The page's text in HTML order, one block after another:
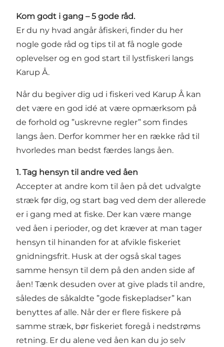
Kom godt i gang – 5 gode råd.
Er du ny hvad angår åfiskeri, finder du her
nogle gode råd og tips til at få nogle gode
oplevelser og en god start til lystfiskeri langs
Karup Å.
Når du begiver dig ud i fiskeri ved Karup Å kan
det være en god idé at være opmærksom på
de forhold og ”uskrevne regler” som findes
langs åen. Derfor kommer her en række råd til
hvorledes man bedst færdes langs åen.
1. Tag hensyn til andre ved åen
Accepter at andre kom til åen på det udvalgte
stræk før dig, og start bag ved dem der allerede
er i gang med at fiske. Der kan være mange
ved åen i perioder, og det kræver at man tager
hensyn til hinanden for at afvikle fiskeriet
gnidningsfrit. Husk at der også skal tages
samme hensyn til dem på den anden side af
åen! Tænk desuden over at give plads til andre,
således de såkaldte ”gode fiskepladser” kan
benyttes af alle. Når der er flere fiskere på
samme stræk, bør fiskeriet foregå i nedstrøms
retning. Er du alene ved åen kan du jo selv